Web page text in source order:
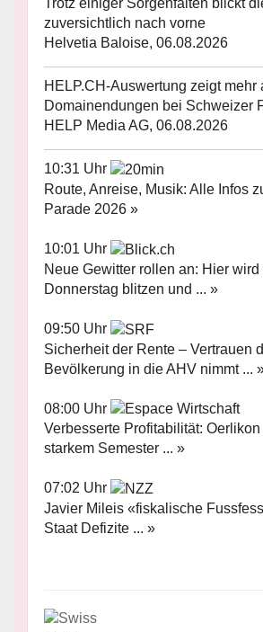
Trotz einiger Sorgenfalten blickt
zuversichtlich nach vorne
Helvetia Baloise, 06.08.2026
HELP.CH-Auswertung zeigt mehr
Domainendungen bei Schweizer
HELP Media AG, 06.08.2026
10:31 Uhr
Route, Anreise, Musik: Alle Infos
Parade 2026 »
10:01 Uhr
Neue Gewitter rollen an: Hier wird
Donnerstag blitzen und ... »
09:50 Uhr
Sicherheit der Rente – Vertrauen
Bevölkerung in die AHV nimmt ...
08:00 Uhr
Verbesserte Profitabilität:
starkem Semester ... »
07:02 Uhr
Javier Mileis «fiskalische
Staat Defizite ... »